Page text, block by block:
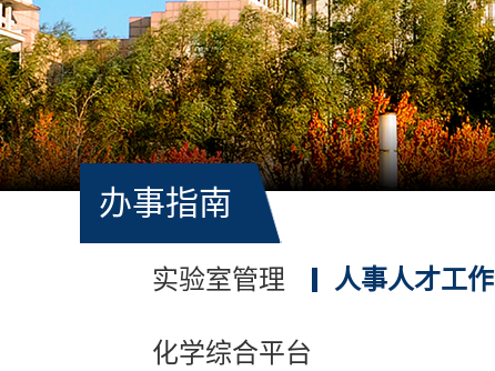
办事指南
实验室管理 人事人才工作
化学综合平台